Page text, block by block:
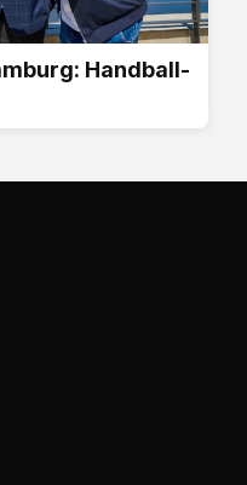
Handball-